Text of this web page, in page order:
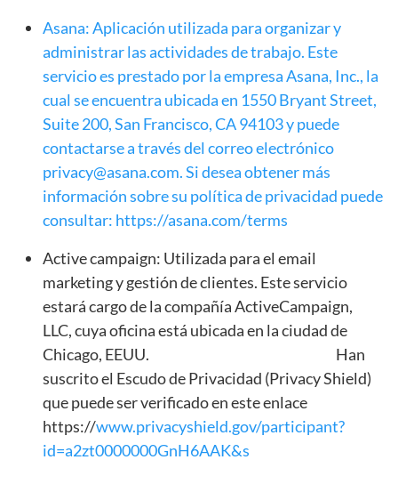
Asana: Aplicación utilizada para organizar y
administrar las actividadesde trabajo. Este
servicio es prestado por la empresa Asana, Inc., la
cual se encuentra ubicada en 1550 Bryant Street,
Suite 200, San Francisco,CA 94103 y puede
contactarse a través del correo electrónico
privacy@asana.com. Si desea obtener más
información sobre su política de privacidad puede
consultar: https://asana.com/terms
Active campaign: Utilizada para el email
marketing y gestión de clientes. Este servicio
estará cargo de la compañía ActiveCampaign,
LLC, cuya oficina está ubicada en la ciudad de
Chicago, EEUU. Han
suscrito el Escudo de Privacidad (Privacy Shield)
que puede ser verificado en este enlace
https://www.privacyshield.gov/participant?
id=a2zt0000000GnH6AAK&s